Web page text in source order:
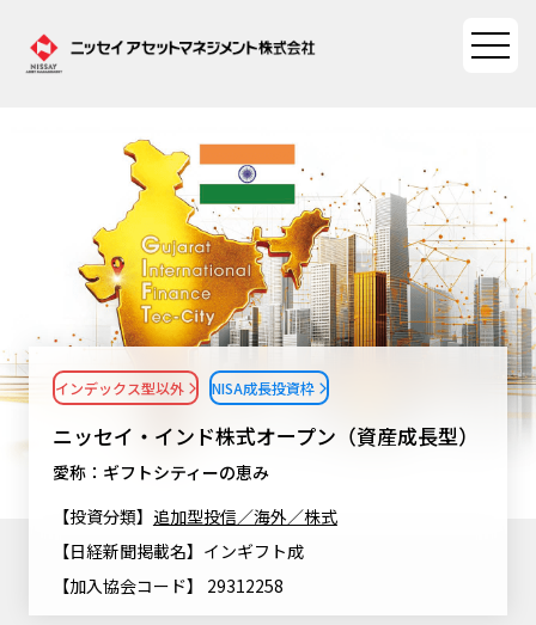
ファンド情報
ファンド情報TOP
基準価額一覧
ファンド検索
ファンド比較
決算カレンダー
海外休日カレンダー
投資信託新商品のご案内
投資信託償還商品のご案内
マーケット情報
マーケット情報TOP
マーケット指数
大関 洋の「十字路」
コラム
ファンドレポート
資産形成ポータル
資産形成ポータルTOP
Nダイレクト
サステナビリティ
サステナビリティTOP
サステナビリティ経営
SDGsとは？
ニッセイアセットについて
ニッセイアセットについてTOP
会社情報
最新情報
ニッセイ・インド株式オープン（資産成長型）
愛称：ギフトシティーの恵み
インデックス型以外 NISA成長投資枠
【投資分類】 追加型投信／海外／株式
【日経新聞掲載名】インギフト成
【加入協会コード】 29312258